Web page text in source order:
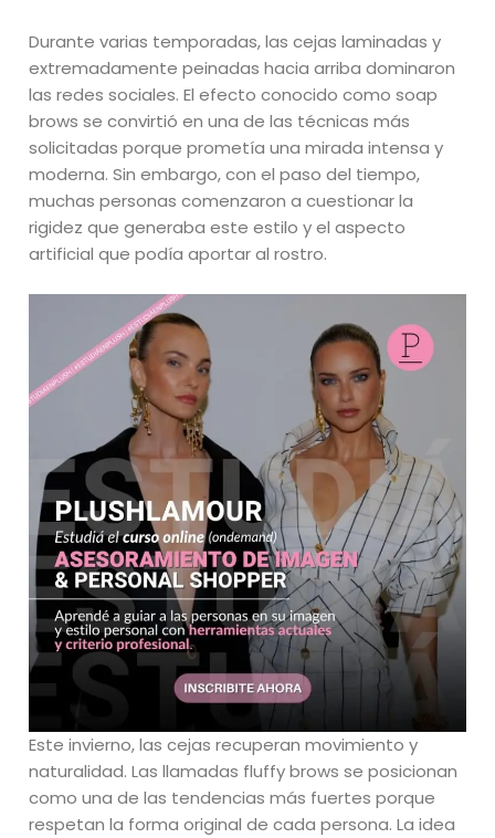
Durante varias temporadas, las cejas laminadas y
extremadamente peinadas hacia arriba dominaron
las redes sociales. El efecto conocido como soap
brows se convirtió en una de las técnicas más
solicitadas porque prometía una mirada intensa y
moderna. Sin embargo, con el paso del tiempo,
muchas personas comenzaron a cuestionar la
rigidez que generaba este estilo y el aspecto
artificial que podía aportar al rostro.
Este invierno, las cejas recuperan movimiento y
naturalidad. Las llamadas fluffy brows se posicionan
como una de las tendencias más fuertes porque
respetan la forma original de cada persona. La idea